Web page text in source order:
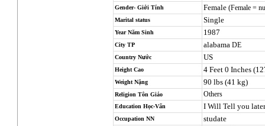
Gender- Giới Tính Female (Female =
Marital status Single
Year Năm Sinh 1987
City TP alabama DE
Country Nước US
Height Cao 4 Feet 0 Inches
Weight Nặng 90 lbs (41 kg)
Religion Tôn Giáo Others
Education Học-Vấn I Will Tell you later
Occupation NN studate